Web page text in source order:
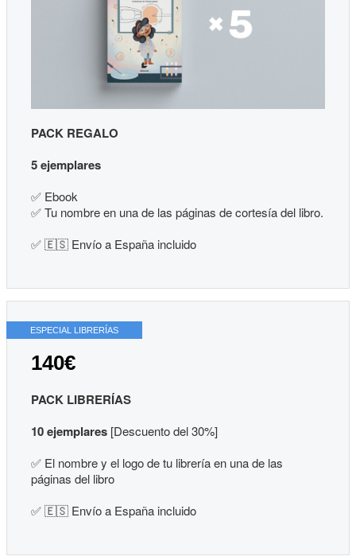
PACK REGALO
5 ejemplares
✅ Ebook
✅Tu nombre en una de las páginas de cortesía del libro.
✅ 🇪🇸 Envío a España incluido
ESPECIAL LIBRERÍAS
140€
PACK LIBRERÍAS
10 ejemplares [Descuento del 30%]
✅ El nombre y el logo de tu librería en una de las
páginas del libro
✅ 🇪🇸 Envío a España incluido